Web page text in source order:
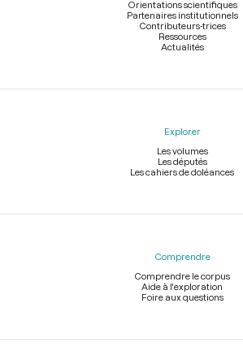
Orientations scientifiques
Partenaires institutionnels
Contributeurs-trices
Ressources
Actualités
Explorer
Les volumes
Les députés
Les cahiers de doléances
Comprendre
Comprendre le corpus
Aide à l'exploration
Foire aux questions